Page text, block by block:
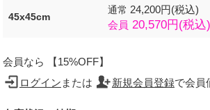
45x45cm
通常 24,200円(税込)
会員 20,570円(税込)
会員なら 【15%OFF】
ログイン または 新規会員登録で会員